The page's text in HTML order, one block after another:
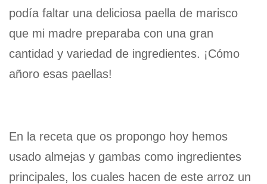
podía faltar una deliciosa paella de marisco
que mi madre preparaba con una gran
cantidad y variedad de ingredientes. ¡Cómo
añoro esas paellas!
En la receta que os propongo hoy hemos
usado almejas y gambas como ingredientes
principales, los cuales hacen de este arroz un